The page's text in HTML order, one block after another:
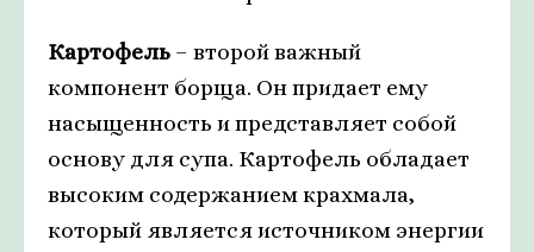
Картофель – второй важный
компонент борща. Он придает ему
насыщенность и представляет собой
основу для супа. Картофель обладает
высоким содержанием крахмала,
который является источником энергии